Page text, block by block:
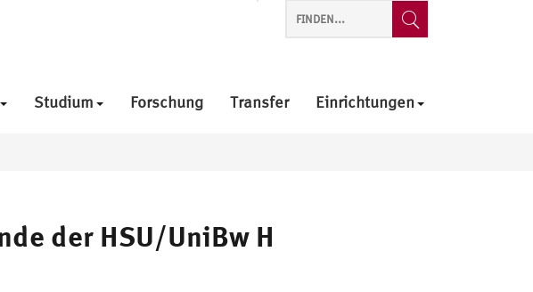
Studium Forschung Transfer Einrichtungen
der HSU/UniBw H